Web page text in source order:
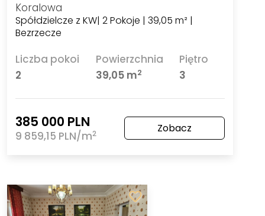
Koralowa
Spółdzielcze z KW| 2 Pokoje | 39,05 m² |
Bezrzecze
Liczba pokoi
2
Powierzchnia
39,05 m2
Piętro
3
385 000 PLN
9 859,15 PLN/m2 Zobacz